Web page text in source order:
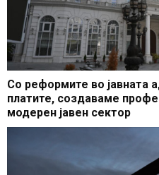
Со реформите во јавната
платите, создаваме
модерен јавен сектор